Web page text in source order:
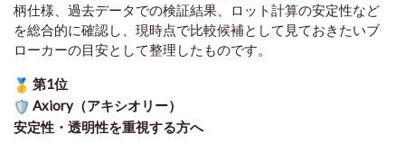
柄仕様、過去データでの検証結果、ロット計算の安定性など
を総合的に確認し、現時点で比較候補として見ておきたいブ
ローカーの目安として整理したものです。
第1位
Axiory（アキシオリー）
安定性・透明性を重視する方へ